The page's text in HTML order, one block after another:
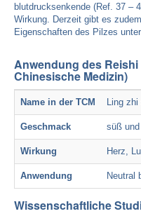
blutdrucksenkende (Ref. 37 –
Wirkung. Derzeit gibt es
Eigenschaften des Pilzes
Anwendung des
Chinesische Medizin)
Name in der TCM Ling zhi
Geschmack süß
Wirkung Herz,
Anwendung Neutral
Wissenschaftliche